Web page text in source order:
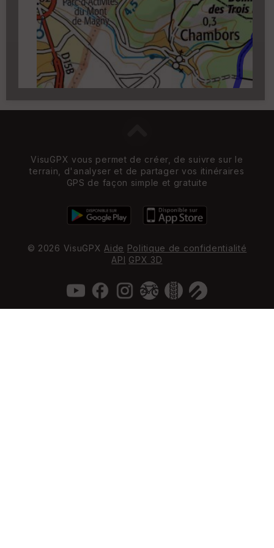
Carroyage UTM
(1km à partir du niveau de
zoom 14)
VisuGPX vous permet de créer, de suivre sur le
terrain, d'analyser et de partager vos itinéraires
GPS de façon simple et gratuite
© 2026 VisuGPX Aide Politique de confidentialité
API GPX 3D